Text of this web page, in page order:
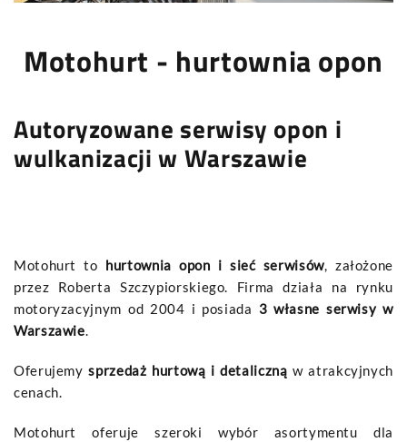
Motohurt - hurtownia opon
Autoryzowane serwisy opon i
wulkanizacji w Warszawie
Motohurt to hurtownia opon i sieć serwisów, założone
przez Roberta Szczypiorskiego. Firma działa na rynku
motoryzacyjnym od 2004 i posiada 3 własne serwisy w
Warszawie.
Oferujemysprzedaż hurtową i detaliczną w atrakcyjnych
cenach.
Motohurt oferuje szeroki wybór asortymentu dla